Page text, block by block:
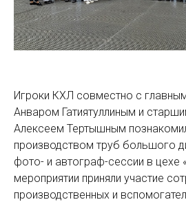
Игроки КХЛ совместно с
Анваром Гатиятуллиным и
Алексеем Тертышным
производством труб большого
фото- и автограф-сессии в цехе
мероприятии приняли участие
производственных и